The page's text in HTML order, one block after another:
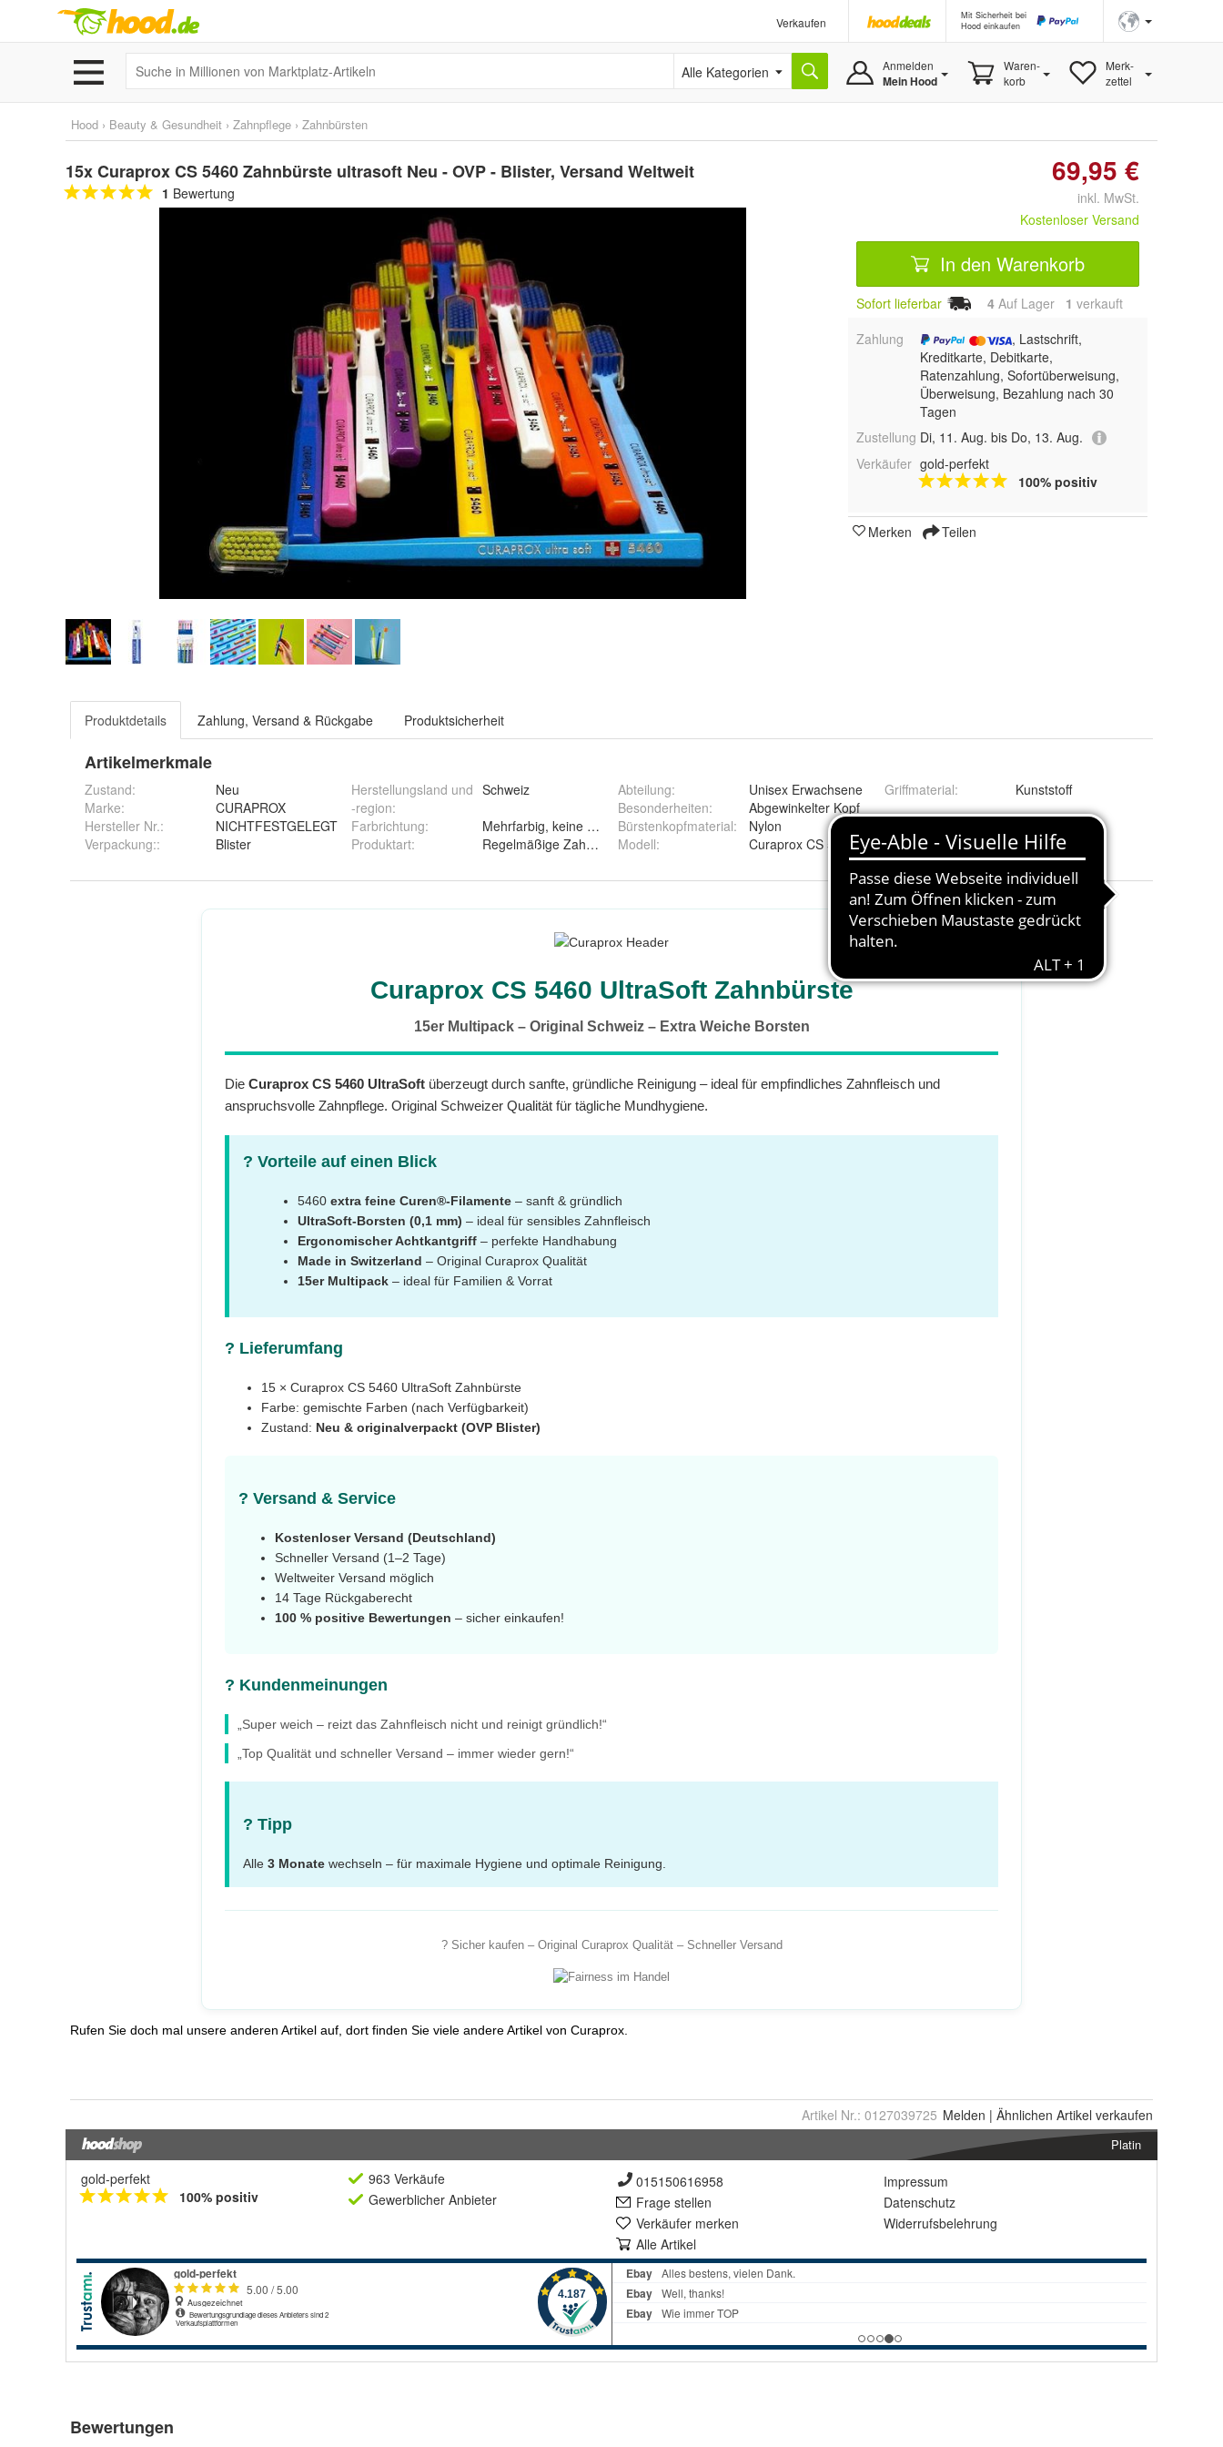
Verkaufen
Mit Sicherheit bei
Hood einkaufen
Alle Kategorien Anmelden
Mein Hood
Waren-
korb
Merk-
zettel
Hood › Beauty & Gesundheit › Zahnpflege › Zahnbürsten
15x Curaprox CS 5460 Zahnbürste ultrasoft Neu - OVP - Blister, Versand Weltweit
1 Bewertung
69,95 €
inkl. MwSt.
Kostenloser Versand
In den Warenkorb
Sofort lieferbar 4 Auf Lager 1 verkauft
Zahlung
, Lastschrift,
Kreditkarte, Debitkarte,
Ratenzahlung, Sofortüberweisung,
Überweisung, Bezahlung nach 30
Tagen
Zustellung Di, 11. Aug. bis Do, 13. Aug.
Verkäufer gold-perfekt
100% positiv
Merken Teilen
Produktdetails Zahlung, Versand & Rückgabe Produktsicherheit
Artikelmerkmale
Zustand:
Neu
Marke:
CURAPROX
Hersteller Nr.:
NICHTFESTGELEGT
Verpackung:: Blister
Herstellungsland und
-region:
Schweiz
Farbrichtung:
Mehrfarbig, keine Auswahl
Produktart: Regelmäßige Zahnbürste
Abteilung:
Unisex Erwachsene
Besonderheiten:
Abgewinkelter Kopf
Bürstenkopfmaterial:
Nylon
Modell: Curaprox CS 5460 ultra soft
Griffmaterial: Kunststoff
Artikel Nr.: 0127039725 Melden | Ähnlichen Artikel verkaufen
Platin
gold-perfekt
100% positiv
963 Verkäufe
Gewerblicher Anbieter
015150616958
Frage stellen
Verkäufer merken
Alle Artikel
Impressum
Datenschutz
Widerrufsbelehrung
Bewertungen